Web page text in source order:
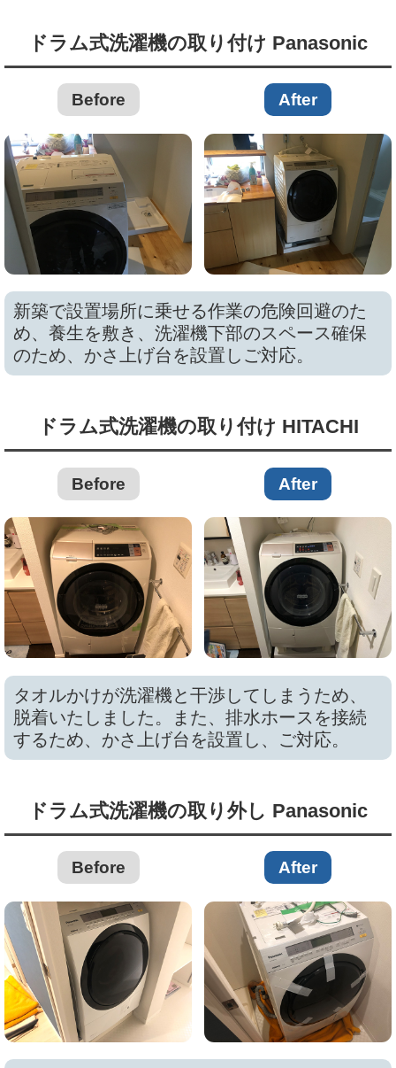
ドラム式洗濯機の取り付け Panasonic
Before After
新築で設置場所に乗せる作業の危険回避のた
め、養生を敷き、洗濯機下部のスペース確保
のため、かさ上げ台を設置しご対応。
ドラム式洗濯機の取り付け HITACHI
Before After
タオルかけが洗濯機と干渉してしまうため、
脱着いたしました。また、排水ホースを接続
するため、かさ上げ台を設置し、ご対応。
ドラム式洗濯機の取り外し Panasonic
Before After